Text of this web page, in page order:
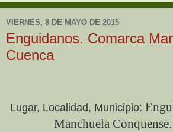
VIERNES, 8 DE MAYO DE 2015
Enguidanos. Comarca
Cuenca
Lugar, Localidad, Municipio:
Manchuela